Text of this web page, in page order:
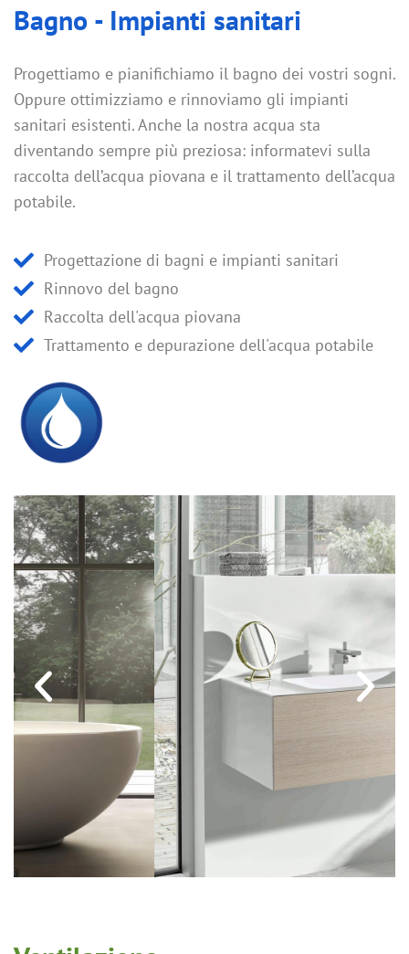
Bagno - Impianti sanitari
Progettiamo e pianifichiamo il bagno dei vostri sogni.
Oppure ottimizziamo e rinnoviamo gli impianti
sanitari esistenti. Anche la nostra acqua sta
diventando sempre più preziosa: informatevi sulla
raccolta dell’acqua piovana e il trattamento dell’acqua
potabile.
Progettazione di bagni e impianti sanitari
Rinnovo del bagno
Raccolta dell'acqua piovana
Trattamento e depurazione dell'acqua potabile